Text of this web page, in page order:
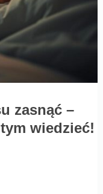
zasnąć –
wiedzieć!